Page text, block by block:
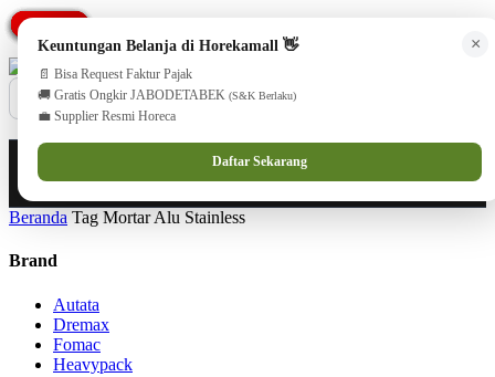
08551688000 (Customer Care)
×
Keuntungan Belanja di Horekamall 👋
📄 Bisa Request Faktur Pajak
🚚 Gratis Ongkir JABODETABEK (S&K Berlaku)
💼 Supplier Resmi Horeca
Daftar Sekarang
Beranda Tag Mortar Alu Stainless
Brand
Autata
Dremax
Fomac
Heavypack
PROMO
PROMO
PROMO
PROMO
PROMO
PROMO
PROMO
PROMO